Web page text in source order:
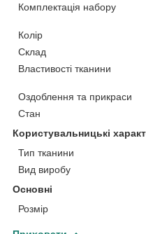
Комплектація набору
Колір
Склад
Властивості тканини
Оздоблення та прикраси
Стан
Користувальницькі
Тип тканини
Вид виробу
Основні
Розмір